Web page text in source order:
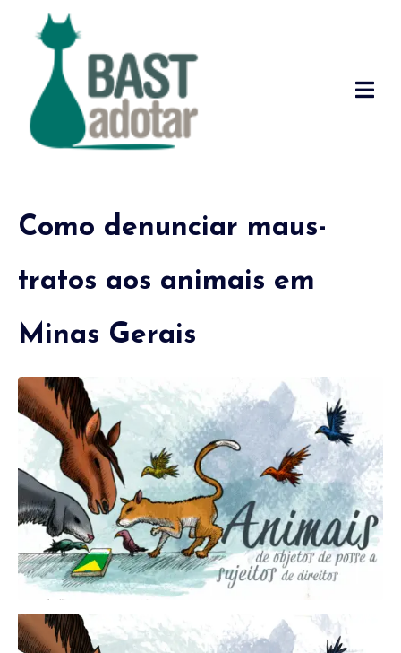
Como denunciar maus-
tratos aos animais em
Minas Gerais